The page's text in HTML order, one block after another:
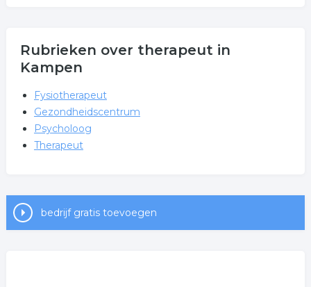
Rubrieken over therapeut in
Kampen
Fysiotherapeut
Gezondheidscentrum
Psycholoog
Therapeut
bedrijf gratis toevoegen